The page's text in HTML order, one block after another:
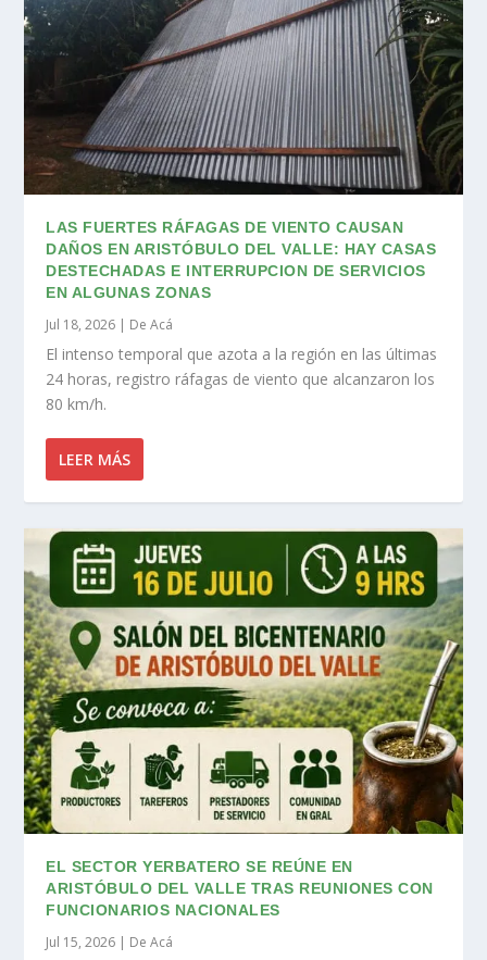
LAS FUERTES RÁFAGAS DE VIENTO CAUSAN
DAÑOS EN ARISTÓBULO DEL VALLE: HAY CASAS
DESTECHADAS E INTERRUPCION DE SERVICIOS
EN ALGUNAS ZONAS
Jul 18, 2026 | De Acá
El intenso temporal que azota a la región en las últimas
24 horas, registro ráfagas de viento que alcanzaron los
80 km/h.
LEER MÁS
EL SECTOR YERBATERO SE REÚNE EN
ARISTÓBULO DEL VALLE TRAS REUNIONES CON
FUNCIONARIOS NACIONALES
Jul 15, 2026 | De Acá